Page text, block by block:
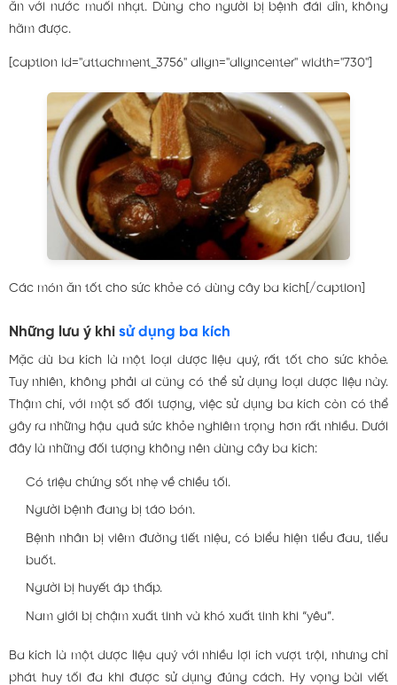
ăn với nước muối nhạt. Dùng cho người bị bệnh đái dỉn, không
hãm được.
[caption id="attachment_3756" align="aligncenter" width="730"]
Các món ăn tốt cho sức khỏe có dùng cây ba kích[/caption]
Những lưu ý khi sử dụng ba kích
Mặc dù ba kích là một loại dược liệu quý, rất tốt cho sức khỏe.
Tuy nhiên, không phải ai cũng có thể sử dụng loại dược liệu này.
Thậm chí, với một số đối tượng, việc sử dụng ba kích còn có thể
gây ra những hậu quả sức khỏe nghiêm trọng hơn rất nhiều. Dưới
đây là những đối tượng không nên dùng cây ba kích:
Có triệu chứng sốt nhẹ về chiều tối.
Người bệnh đang bị táo bón.
Bệnh nhân bị viêm đường tiết niệu, có biểu hiện tiểu đau, tiểu
buốt.
Người bị huyết áp thấp.
Nam giới bị chậm xuất tinh và khó xuất tinh khi “yêu”.
Ba kích là một dược liệu quý với nhiều lợi ích vượt trội, nhưng chỉ
phát huy tối đa khi được sử dụng đúng cách. Hy vọng bài viết